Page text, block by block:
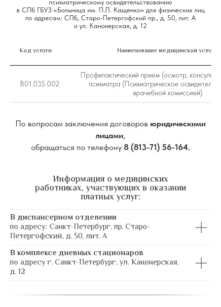
психиатрическому освидетельствованию
в СПб ГБУЗ «Больница им. П.П. Кащенко» для физических лиц
по адресам: СПб, Старо-Петергофский пр., д. 50, лит. А
и ул. Канонерская, д. 12
Код услуги Наименование медицинской услуги
В01.035.002
Профилактический прием (осмотр,
психиатра (Психиатрическое
врачебной комиссией)
По вопросам заключения договоров юридическими
лицами,
обращаться по телефону 8 (813-71) 56-164.
Информация о медицинских
работниках, участвующих в оказании
платных услуг:
В диспансерном отделении
по адресу: Санкт-Петербург, пр. Старо-
Петергофский, д. 50, лит. А
В комплексе дневных стационаров
по адресу г. Санкт-Петербург, ул. Канонерская,
д. 12